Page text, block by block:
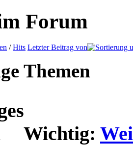
Forum
/Hits Letzter Beitrag von
Themen
Wichtig: